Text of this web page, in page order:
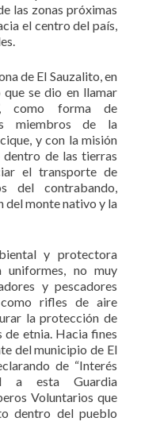
las zonas próximas
el centro del país,
de El Sauzalito, en
se dio en llamar
como forma de
miembros de la
y con la misión
de las tierras
el transporte de
del contrabando,
del monte nativo y la
y protectora
uniformes, no muy
y pescadores
rifles de aire
la protección de
de etnia. Hacia fines
del municipio de El
de “Interés
a esta Guardia
Voluntarios que
dentro del pueblo